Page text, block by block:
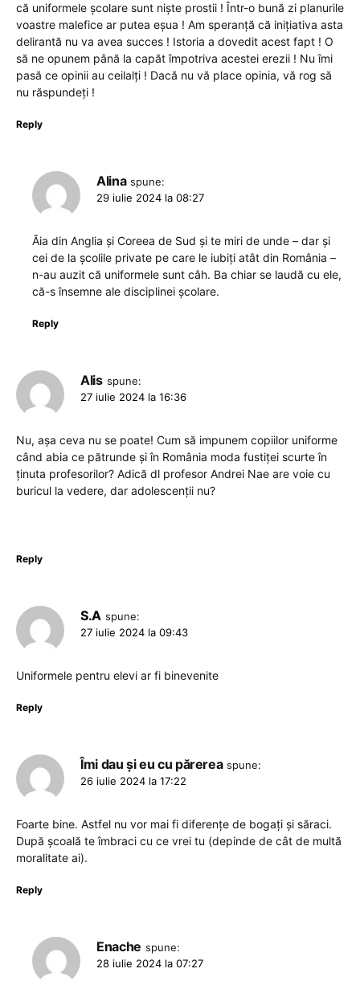
că uniformele școlare sunt niște prostii ! Într-o bună zi planurile
voastre malefice ar putea eșua ! Am speranță că inițiativa asta
delirantă nu va avea succes ! Istoria a dovedit acest fapt ! O
să ne opunem până la capăt împotriva acestei erezii ! Nu îmi
pasă ce opinii au ceilalți ! Dacă nu vă place opinia, vă rog să
nu răspundeți !
Reply
Alina spune:
29 iulie 2024 la 08:27
Ăia din Anglia și Coreea de Sud și te miri de unde – dar și
cei de la școlile private pe care le iubiți atât din România –
n-au auzit că uniformele sunt câh. Ba chiar se laudă cu ele,
că-s însemne ale disciplinei școlare.
Reply
Alis spune:
27 iulie 2024 la 16:36
Nu, așa ceva nu se poate! Cum să impunem copiilor uniforme
când abia ce pătrunde și în România moda fustiței scurte în
ținuta profesorilor? Adică dl profesor Andrei Nae are voie cu
buricul la vedere, dar adolescenții nu?
Reply
S.A spune:
27 iulie 2024 la 09:43
Uniformele pentru elevi ar fi binevenite
Reply
Îmi dau și eu cu părerea spune:
26 iulie 2024 la 17:22
Foarte bine. Astfel nu vor mai fi diferențe de bogați și săraci.
După școală te îmbraci cu ce vrei tu (depinde de cât de multă
moralitate ai).
Reply
Enache spune:
28 iulie 2024 la 07:27